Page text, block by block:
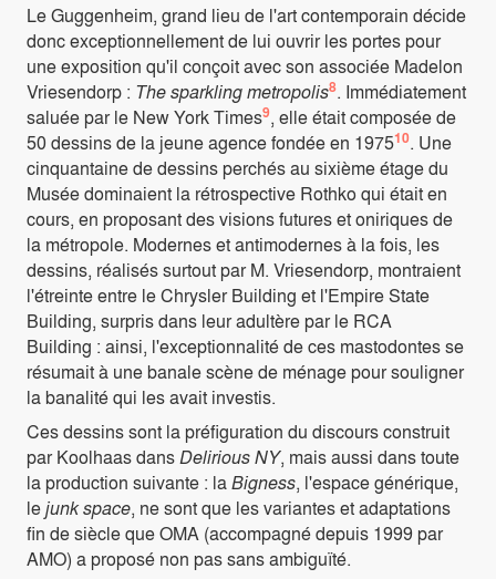
Le Guggenheim, grand lieu de l'art contemporain décide
donc exceptionnellement de lui ouvrir les portes pour
une exposition qu'il conçoit avec son associée Madelon
Vriesendorp : The sparkling metropolis8. Immédiatement
saluée par le New York Times9, elle était composée de
50 dessins de la jeune agence fondée en 197510. Une
cinquantaine de dessins perchés au sixième étage du
Musée dominaient la rétrospective Rothko qui était en
cours, en proposant des visions futures et oniriques de
la métropole. Modernes et antimodernes à la fois, les
dessins, réalisés surtout par M. Vriesendorp, montraient
l'étreinte entre le Chrysler Building et l'Empire State
Building, surpris dans leur adultère par le RCA
Building : ainsi, l'exceptionnalité de ces mastodontes se
résumait à une banale scène de ménage pour souligner
la banalité qui les avait investis.
Ces dessins sont la préfiguration du discours construit
par Koolhaas dans Delirious NY, mais aussi dans toute
la production suivante : laBigness, l'espace générique,
lejunk space, ne sont que les variantes et adaptations
fin de siècle que OMA (accompagné depuis 1999 par
AMO) a proposé non pas sans ambiguïté.